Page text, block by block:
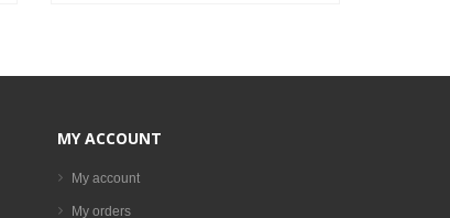
MY ACCOUNT
My account
My orders